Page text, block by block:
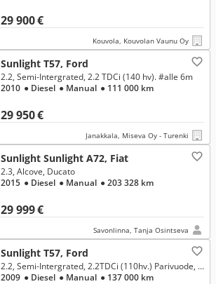
29 900 €
Kouvola, Kouvolan Vaunu Oy
Sunlight T57, Ford
29 950 €
2.2, Semi-Intergrated, 2.2 TDCi (140 hv). #alle 6m
2010 ● Diesel ● Manual ● 111 000 km
Janakkala, Miseva Oy - Turenki
Sunlight Sunlight A72, Fiat
29 999 €
2.3, Alcove, Ducato
2015 ● Diesel ● Manual ● 203 328 km
Savonlinna, Tanja Osintseva
Sunlight T57, Ford
2.2, Semi-Intergrated, 2.2TDCi (110hv.) Parivuode, Talli, Tuplailmastointi,
2009 ● Diesel ● Manual ● 137 000 km